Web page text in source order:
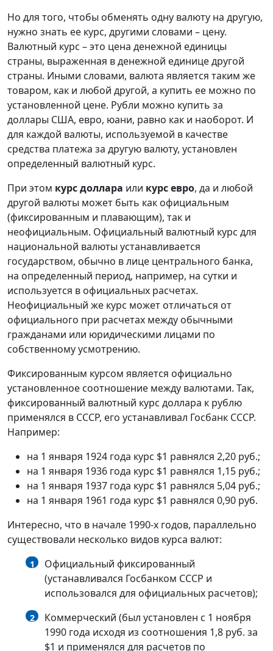
Но для того, чтобы обменять одну валюту на другую,
нужно знать ее курс, другими словами – цену.
Валютный курс – это цена денежной единицы
страны, выраженная в денежной единице другой
страны. Иными словами, валюта является таким же
товаром, как и любой другой, а купить ее можно по
установленной цене. Рубли можно купить за
доллары США, евро, юани, равно как и наоборот. И
для каждой валюты, используемой в качестве
средства платежа за другую валюту, установлен
определенный валютный курс.
При этом курс доллара или курс евро, да и любой
другой валюты может быть как официальным
(фиксированным и плавающим), так и
неофициальным. Официальный валютный курс для
национальной валюты устанавливается
государством, обычно в лице центрального банка,
на определенный период, например, на сутки и
используется в официальных расчетах.
Неофициальный же курс может отличаться от
официального при расчетах между обычными
гражданами или юридическими лицами по
собственному усмотрению.
Фиксированным курсом является официально
установленное соотношение между валютами. Так,
фиксированный валютный курс доллара к рублю
применялся в СССР, его устанавливал Госбанк СССР.
Например:
на 1 января 1924 года курс $1 равнялся 2,20 руб.;
на 1 января 1936 года курс $1 равнялся 1,15 руб.;
на 1 января 1937 года курс $1 равнялся 5,04 руб.;
на 1 января 1961 года курс $1 равнялся 0,90 руб.
Интересно, что в начале 1990-х годов, параллельно
существовали несколько видов курса валют:
1
Официальный фиксированный
(устанавливался Госбанком СССР и
использовался для официальных расчетов);
2
Коммерческий (был установлен с 1 ноября
1990 года исходя из соотношения 1,8 руб. за
$1 и применялся для расчетов по